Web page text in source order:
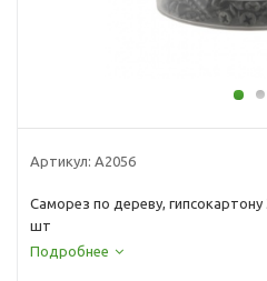
Артикул: А2056
Саморез по дереву, гипсокартону
шт
Подробнее